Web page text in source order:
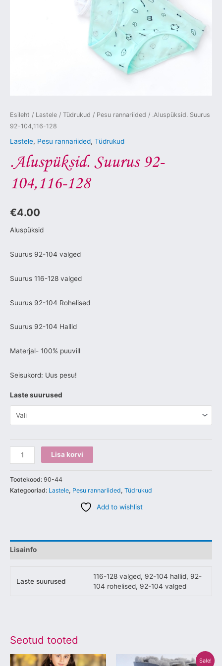
Esileht / Lastele / Tüdrukud / Pesu rannariided / .Aluspüksid. Suurus
92-104,116-128
Lastele, Pesu rannariided, Tüdrukud
.Aluspüksid. Suurus 92-
104,116-128
€4.00
Aluspüksid
Suurus 92-104 valged
Suurus 116-128 valged
Suurus 92-104 Rohelised
Suurus 92-104 Hallid
Materjal- 100% puuvill
Seisukord: Uus pesu!
Laste suurused
Lisa korvi
Tootekood: 90-44
Kategooriad: Lastele, Pesu rannariided, Tüdrukud
Add to wishlist
Lisainfo
Laste suurused
116-128 valged, 92-104 hallid, 92-
104 rohelised, 92-104 valged
Seotud tooted
Sellel
Sale!
Algne
Praegune
Sellel